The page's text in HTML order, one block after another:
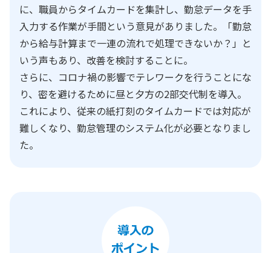
に、職員からタイムカードを集計し、勤怠データを手
入力する作業が手間という意見がありました。「勤怠
から給与計算まで一連の流れで処理できないか？」と
いう声もあり、改善を検討することに。
さらに、コロナ禍の影響でテレワークを行うことにな
り、密を避けるために昼と夕方の2部交代制を導入。
これにより、従来の紙打刻のタイムカードでは対応が
難しくなり、勤怠管理のシステム化が必要となりまし
た。